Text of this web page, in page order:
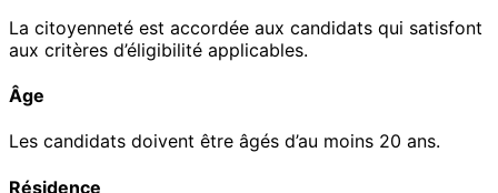
La citoyenneté est accordée aux candidats qui satisfont
aux critères d’éligibilité applicables.
Âge
Les candidats doivent être âgés d’au moins 20 ans.
Résidence